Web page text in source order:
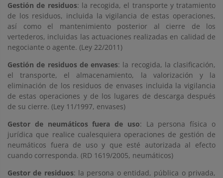
Gestión de residuos: la recogida, el transporte y tratamiento
de los residuos, incluida la vigilancia de estas operaciones,
así como el mantenimiento posterior al cierre de los
vertederos, incluidas las actuaciones realizadas en calidad de
negociante o agente. (Ley 22/2011)
Gestión de residuos de envases: la recogida, la clasificación,
el transporte, el almacenamiento, la valorización y la
eliminación de los residuos de envases incluida la vigilancia
de estas operaciones y de los lugares de descarga después
de su cierre. (Ley 11/1997, envases)
Gestor de neumáticos fuera de uso: La persona física o
jurídica que realice cualesquiera operaciones de gestión de
neumáticos fuera de uso y que esté autorizada al efecto
cuando corresponda. (RD 1619/2005, neumáticos)
Gestor de residuos: la persona o entidad, pública o privada,